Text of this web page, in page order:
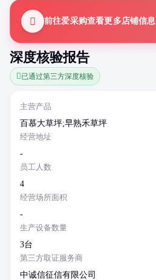
深度核验报告
已通过第三方深度核验
主营产品
百慕大草坪;早熟禾草坪
经营地址
-
员工人数
4
经营场所面积
-
生产设备数量
3台
第三方取证服务商
中诚信征信有限公司
前往爱采购查看更多店铺信息